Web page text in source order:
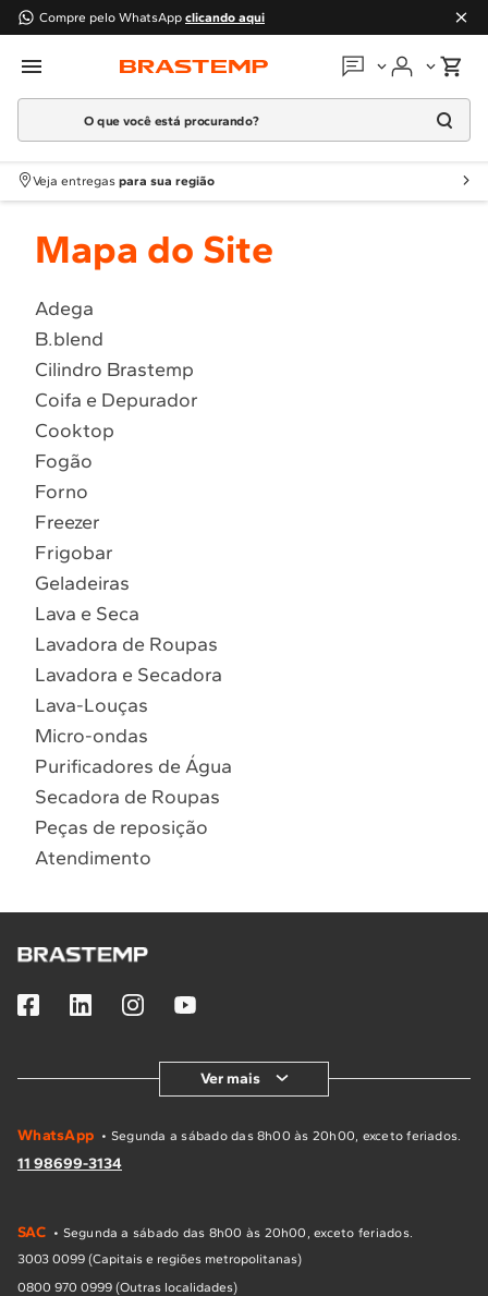
Compre pelo WhatsApp clicando aqui
Em que podemos
Atendimento Brastemp
Localizar assistência técnica
O que você está procurando?
Termos mais buscados
1º Geladeira
2
Fogao
4 º Lava Louça
5 º Cooktop
6º Microondas Brastemp
7º Forno
8º Embutir
9º Lava Seca
Veja entregas para sua região
Mapa do Site
Adega
B.blend
Cilindro Brastemp
Coifa e Depurador
Cooktop
Fogão
Forno
Freezer
Frigobar
Geladeiras
Lava e Seca
Lavadora de Roupas
Lavadora e Secadora
Lava-Louças
Micro-ondas
Purificadores de Água
Secadora de Roupas
Peças de reposição
Atendimento
Ver mais
WhatsApp • Segunda a sábado das 8h00 às 20h00, exceto feriados.
11 98699-3134
SAC • Segunda a sábado das 8h00 às 20h00, exceto feriados.
3003 0099 (Capitais e regiões metropolitanas)
0800 970 0999 (Outras localidades)